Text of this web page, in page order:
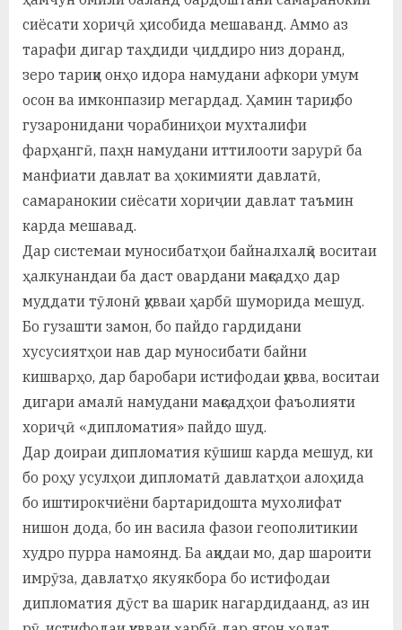
сиёсати хориҷӣ ҳисобида мешаванд. Аммо аз
тарафи дигар таҳдиди ҷиддиро низ доранд,
зеро тариқи онҳо идора намудани афкори умум
осон ва имконпазир мегардад. Ҳамин тариқ, бо
гузаронидани чорабиниҳои мухталифи
фарҳангӣ, паҳн намудани иттилооти зарурӣ ба
манфиати давлат ва ҳокимияти давлатӣ,
самаранокии сиёсати хориҷии давлат таъмин
карда мешавад.
Дар системаи муносибатҳои байналхалқӣ воситаи
ҳалкунандаи ба даст овардани мақсадҳо дар
муддати тӯлонӣ қувваи ҳарбӣ шуморида мешуд.
Бо гузашти замон, бо пайдо гардидани
хусусиятҳои нав дар муносибати байни
кишварҳо, дар баробари истифодаи қувва, воситаи
дигари амалӣ намудани мақсадҳои фаъолияти
хориҷӣ «дипломатия» пайдо шуд.
Дар доираи дипломатия кӯшиш карда мешуд, ки
бо роҳу усулҳои дипломатӣ давлатҳои алоҳида
бо иштирокчиёни бартаридошта мухолифат
нишон дода, бо ин васила фазои геополитикии
худро пурра намоянд. Ба ақидаи мо, дар шароити
имрӯза, давлатҳо якуякбора бо истифодаи
дипломатия дӯст ва шарик нагардидаанд, аз ин